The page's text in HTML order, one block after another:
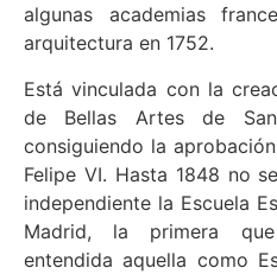
algunas academias
arquitectura en 1752.
Está vinculada con la
de Bellas Artes de
consiguiendo la
Felipe VI. Hasta 1848 no
independiente la Escuela
Madrid, la primera
entendida aquella como